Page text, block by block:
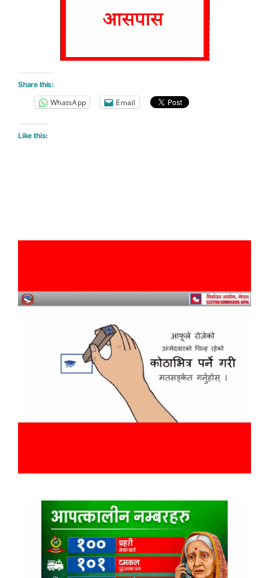
Share this:
WhatsApp Email
Like this: